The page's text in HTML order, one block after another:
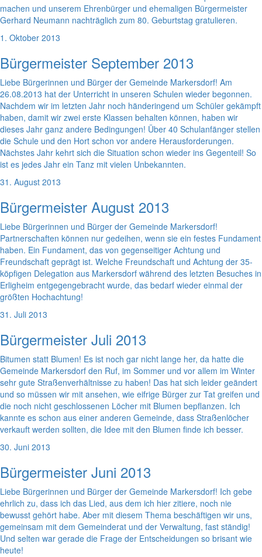
machen und unserem Ehrenbürger und ehemaligen Bürgermeister
Gerhard Neumann nachträglich zum 80. Geburtstag gratulieren.
1. Oktober 2013
Bürgermeister September 2013
Liebe Bürgerinnen und Bürger der Gemeinde Markersdorf! Am
26.08.2013 hat der Unterricht in unseren Schulen wieder begonnen.
Nachdem wir im letzten Jahr noch händeringend um Schüler gekämpft
haben, damit wir zwei erste Klassen behalten können, haben wir
dieses Jahr ganz andere Bedingungen! Über 40 Schulanfänger stellen
die Schule und den Hort schon vor andere Herausforderungen.
Nächstes Jahr kehrt sich die Situation schon wieder ins Gegenteil! So
ist es jedes Jahr ein Tanz mit vielen Unbekannten.
31. August 2013
Bürgermeister August 2013
Liebe Bürgerinnen und Bürger der Gemeinde Markersdorf!
Partnerschaften können nur gedeihen, wenn sie ein festes Fundament
haben. Ein Fundament, das von gegenseitiger Achtung und
Freundschaft geprägt ist. Welche Freundschaft und Achtung der 35-
köpfigen Delegation aus Markersdorf während des letzten Besuches in
Erligheim entgegengebracht wurde, das bedarf wieder einmal der
größten Hochachtung!
31. Juli 2013
Bürgermeister Juli 2013
Bitumen statt Blumen! Es ist noch gar nicht lange her, da hatte die
Gemeinde Markersdorf den Ruf, im Sommer und vor allem im Winter
sehr gute Straßenverhältnisse zu haben! Das hat sich leider geändert
und so müssen wir mit ansehen, wie eifrige Bürger zur Tat greifen und
die noch nicht geschlossenen Löcher mit Blumen bepflanzen. Ich
kannte es schon aus einer anderen Gemeinde, dass Straßenlöcher
verkauft werden sollten, die Idee mit den Blumen finde ich besser.
30. Juni 2013
Bürgermeister Juni 2013
Liebe Bürgerinnen und Bürger der Gemeinde Markersdorf! Ich gebe
ehrlich zu, dass ich das Lied, aus dem ich hier zitiere, noch nie
bewusst gehört habe. Aber mit diesem Thema beschäftigen wir uns,
gemeinsam mit dem Gemeinderat und der Verwaltung, fast ständig!
Und selten war gerade die Frage der Entscheidungen so brisant wie
heute!